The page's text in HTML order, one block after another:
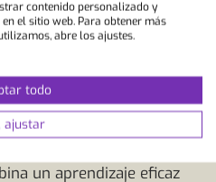
lo que resulta
conocimientos
visitas a
le permitirá utilizar su
situaciones cotidianas
tiempo la cultura, la
un aprendizaje eficaz
contenido personalizado y
el sitio web. Para obtener más
abre los ajustes.
todo
ajustar